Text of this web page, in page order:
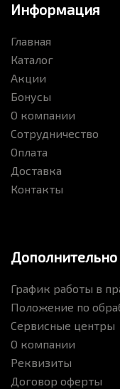
Информация
Главная
Каталог
Акции
Бонусы
О компании
Сотрудничество
Оплата
Доставка
Контакты
Дополнительно
График работы в
Положение по
Сервисные центры
О компании
Реквизиты
Договор оферты